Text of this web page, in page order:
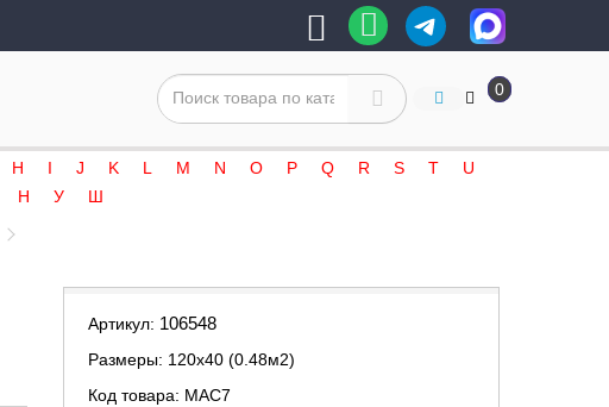
0
H I J K L M N O P Q R S T
U
Н У
Ш
Артикул: 106548
Размеры: 120х40 (0.48м2)
Код товара: MAC7